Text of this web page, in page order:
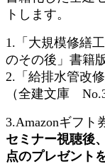
トします。
1.「大規模修繕
のその後」書籍
2.「給排水管改
（全建文庫
3.Amazonギフト
セミナー視聴後、
点のプレゼント